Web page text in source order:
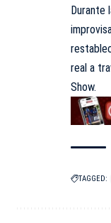
Durante
real a
Show.
TAGGED: